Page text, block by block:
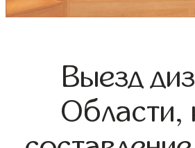
Выезд
Области,